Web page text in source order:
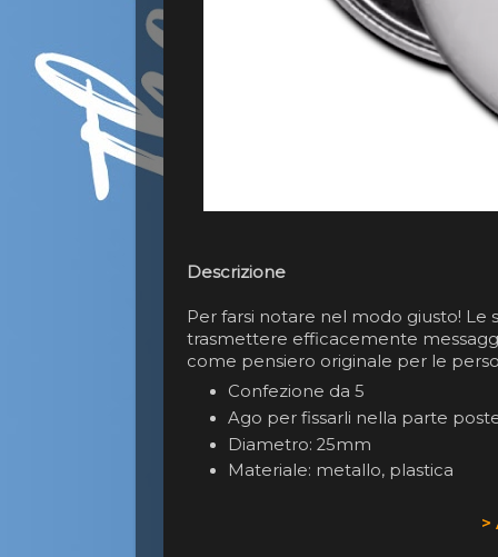
Descrizione
Per farsi notare nel modo giusto! Le
trasmettere efficacemente
come pensiero originale per le
Confezione da 5
Ago per fissarli nella parte
Diametro: 25mm
Materiale: metallo, plastica
>